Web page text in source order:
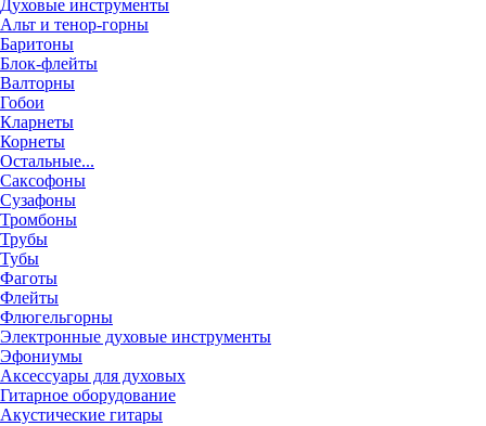
Духовые инструменты
Альт и тенор-горны
Баритоны
Блок-флейты
Валторны
Гобои
Кларнеты
Корнеты
Остальные...
Саксофоны
Сузафоны
Тромбоны
Трубы
Тубы
Фаготы
Флейты
Флюгельгорны
Электронные духовые инструменты
Эфониумы
Аксессуары для духовых
Гитарное оборудование
Акустические гитары